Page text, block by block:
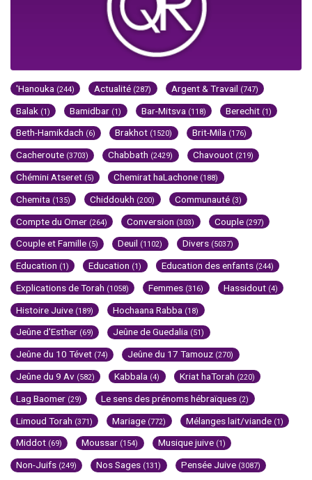
'Hanouka (244) Actualité (287) Argent & Travail (747)
Balak (1) Bamidbar (1) Bar-Mitsva (118) Berechit (1)
Beth-Hamikdach (6) Brakhot (1520) Brit-Mila (176)
Cacheroute (3703) Chabbath (2429) Chavouot (219)
Chémini Atseret (5) Chemirat haLachone (188)
Chemita (135) Chiddoukh (200) Communauté (3)
Compte du Omer (264) Conversion (303) Couple (297)
Couple et Famille (5) Deuil (1102) Divers (5037)
Education (1) Education (1) Education des enfants (244)
Explications de Torah (1058) Femmes (316) Hassidout (4)
Histoire Juive (189) Hochaana Rabba (18)
Jeûne d'Esther (69) Jeûne de Guedalia (51)
Jeûne du 10 Tévet (74) Jeûne du 17 Tamouz (270)
Jeûne du 9 Av (582) Kabbala (4) Kriat haTorah (220)
Lag Baomer (29) Le sens des prénoms hébraïques (2)
Limoud Torah (371) Mariage (772) Mélanges lait/viande (1)
Middot (69) Moussar (154) Musique juive (1)
Non-Juifs (249) Nos Sages (131) Pensée Juive (3087)